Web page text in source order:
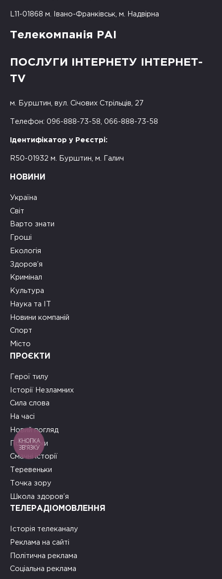
L11-01868 м. Івано-Франківськ, м. Надвірна
Телекомпанія РАІ
ПОСЛУГИ ІНТЕРНЕТУ ІНТЕРНЕТ-
TV
м. Бурштин, вул. Січових Стрільців, 27
Телефон: 096-888-73-58, 066-888-73-58
Ідентифікатор у Реєстрі:
R50-01932 м. Бурштин, м. Галич
НОВИНИ
Україна
Світ
Варто знати
Гроші
Екологія
Здоров’я
Кримінал
Культура
Наука та ІТ
Новини компаній
Спорт
Місто
ПРОЄКТИ
Герої тилу
Історії Незламних
Сила слова
На часі
Новий погляд
Подружки
Смачні історії
Теревеньки
Точка зору
Школа здоров’я
ТЕЛЕРАДІОМОВЛЕННЯ
Історія телеканалу
Реклама на сайті
Політична реклама
Соціальна реклама
КНОПКА
ЗВ'ЯЗКУ